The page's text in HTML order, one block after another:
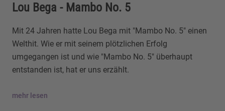
Lou Bega - Mambo No. 5
Mit 24 Jahren hatte Lou Bega mit "Mambo No. 5" einen
Welthit. Wie er mit seinem plötzlichen Erfolg
umgegangen ist und wie "Mambo No. 5" überhaupt
entstanden ist, hat er uns erzählt.
mehr lesen